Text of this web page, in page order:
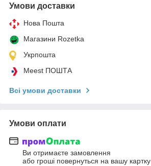
Умови доставки
Нова Пошта
Магазини Rozetka
Укрпошта
Meest ПОШТА
Всі умови доставки
Умови оплати
Ви отримаєте замовлення
або гроші повернуться на вашу картку